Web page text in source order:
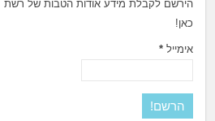
הירשם לקבלת מידע אודות הטבות של רשת
כאן!
אימייל *